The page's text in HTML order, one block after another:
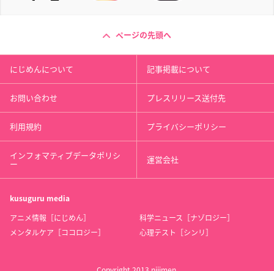
ページの先頭へ
にじめんについて 記事掲載について
お問い合わせ プレスリリース送付先
利用規約 プライバシーポリシー
インフォマティブデータポリシ
ー 運営会社
kusuguru media
アニメ情報［にじめん］
科学ニュース［ナゾロジー］
メンタルケア［ココロジー］
心理テスト［シンリ］